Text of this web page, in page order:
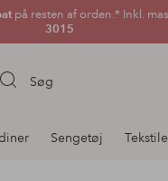
på resten af orden.* Inkl.
3015
Søg
Sengetøj